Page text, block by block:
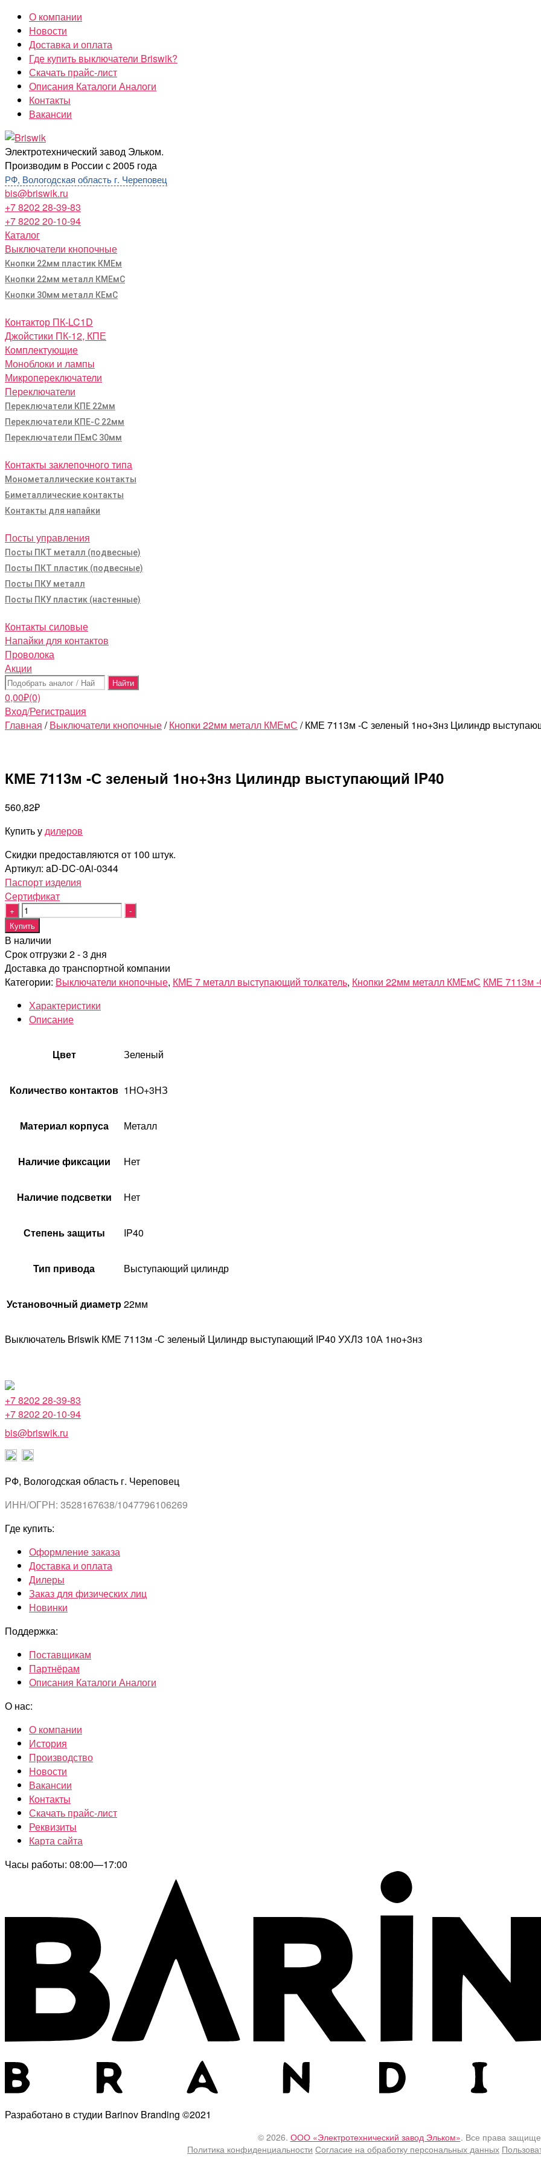
Перейти
содержимому
О компании
Новости
Доставка и оплата
Где купить выключатели Briswik?
Скачать прайс-лист
Описания Каталоги Аналоги
Контакты
Вакансии
Briswik
Электротехнический завод Эльком.
Производим в России с 2005 года
РФ, Вологодская область г. Череповец
bis@briswik.ru
+7 8202 28-39-83
+7 8202 20-10-94
Каталог
Выключатели кнопочные
Кнопки 22мм пластик КМЕм
Кнопки 22мм металл КМЕмС
Кнопки 30мм металл КЕмС
Контактор ПК-LC1D
Джойстики ПК-12, КПЕ
Комплектующие
Моноблоки и лампы
Микропереключатели
Переключатели
Переключатели КПЕ 22мм
Переключатели КПЕ-С 22мм
Переключатели ПЕмС 30мм
Контакты заклепочного типа
Монометаллические контакты
Биметаллические контакты
Контакты для напайки
Посты управления
Посты ПКТ металл (подвесные)
Посты ПКТ пластик (подвесные)
Посты ПКУ металл
Посты ПКУ пластик (настенные)
Контакты силовые
Напайки для контактов
Проволока
Акции
Поиск:
0,00₽(0)
Вход/Регистрация
Главная /Выключатели кнопочные/Кнопки 22мм металл КМЕмС / КМЕ 7113м -С зеленый 1но+3нз Цилиндр
КМЕ 7113м -С зеленый 1но+3нз Цилиндр выступающий IP40
560,82₽
Купить удилеров
Скидки предоставляются от 100 штук.
Артикул: aD-DC-0Ai-0344
Паспорт изделия
Cертификат
Quantity
Купить
В наличии
Срок отгрузки 2 - 3 дня
Доставка до транспортной компании
Категории: Выключатели кнопочные, КМЕ 7 металл выступающий толкатель, Кнопки 22мм металл КМЕмС КМЕ 7113м -
Характеристики
Описание
Цвет Зеленый
Количество контактов 1НО+3НЗ
Материал корпуса Металл
Наличие фиксации Нет
Наличие подсветки Нет
Степень защиты IP40
Тип привода Выступающий цилиндр
Установочный диаметр22мм
Выключатель Briswik КМЕ 7113м -С зеленый Цилиндр выступающий IP40 УХЛ3 10А 1но+3нз
+7 8202 28-39-83
+7 8202 20-10-94
bis@briswik.ru
РФ, Вологодская область г. Череповец
ИНН/ОГРН: 3528167638/1047796106269
Где купить:
Оформление заказа
Доставка и оплата
Дилеры
Заказ для физических лиц
Новинки
Поддержка:
Поставщикам
Партнёрам
Описания Каталоги Аналоги
О нас:
О компании
История
Производство
Новости
Вакансии
Контакты
Скачать прайс-лист
Реквизиты
Карта сайта
Часы работы: 08:00—17:00
Разработано в студии Barinov Branding ©2021
© 2026. ООО «Электротехнический завод Эльком». Все права
Политика конфиденциальности Согласие на обработку персональных данных